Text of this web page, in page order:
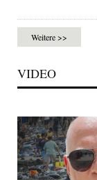
Weitere >>
VIDEO